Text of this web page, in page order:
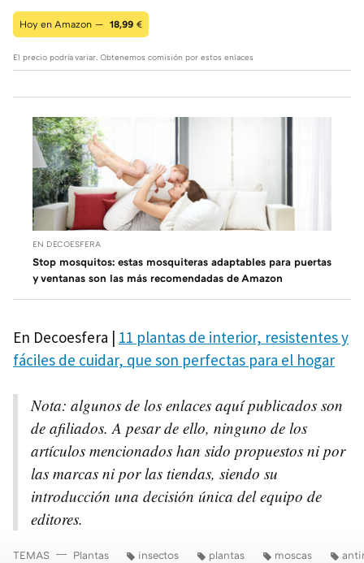
Hoy en Amazon — 18,99 €
El precio podría variar. Obtenemos comisión por estos enlaces
EN DECOESFERA
Stop mosquitos: estas mosquiteras adaptables para puertas
y ventanas son las más recomendadas de Amazon
En Decoesfera | 11 plantas de interior, resistentes y
fáciles de cuidar, que son perfectas para el hogar
Nota: algunos de los enlaces aquí publicados son
de afiliados. A pesar de ello, ninguno de los
artículos mencionados han sido propuestos ni por
las marcas ni por las tiendas, siendo su
introducción una decisión única del equipo de
editores.
TEMAS Plantas insectos plantas moscas